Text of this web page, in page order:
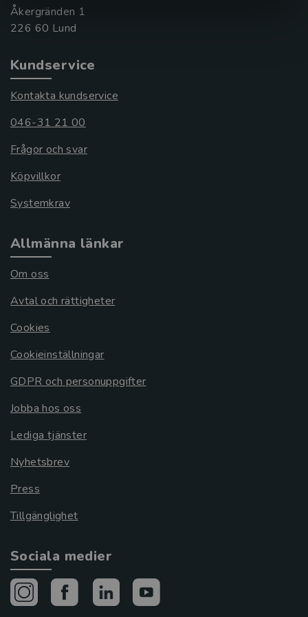
Åkergränden 1
Kundservice
Kontakta kundservice
046-31 21 00
Frågor och svar
Köpvillkor
Systemkrav
Allmänna länkar
Om oss
Avtal och rättigheter
Cookies
Cookieinställningar
GDPR och personuppgifter
Jobba hos oss
Lediga tjänster
Nyhetsbrev
Press
Tillgänglighet
Sociala medier